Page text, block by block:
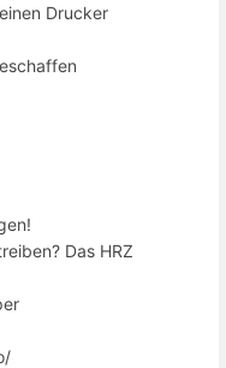
Drucker
Das HRZ